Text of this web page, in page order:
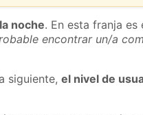
noche. En esta franja es
encontrar un/a
siguiente,el nivel de